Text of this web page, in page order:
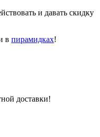
и давать скидку
в пирамидках!
доставки!